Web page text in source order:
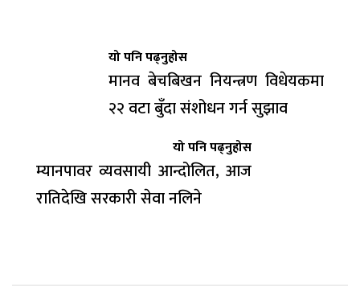
यो पनि पढ्नुहोस
मानव बेचबिखन नियन्त्रण विधेयकमा
२२ वटा बुँदा संशोधन गर्न सुझाव
यो पनि पढ्नुहोस
म्यानपावर व्यवसायी आन्दोलित, आज
रातिदेखि सरकारी सेवा नलिने